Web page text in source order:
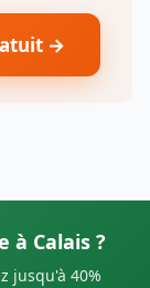
→
à Calais ?
jusqu'à 40%